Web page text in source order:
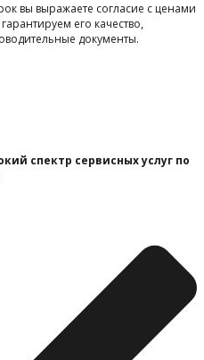
вы выражаете согласие с ценами
его качество,
документы.
спектр сервисных услуг по